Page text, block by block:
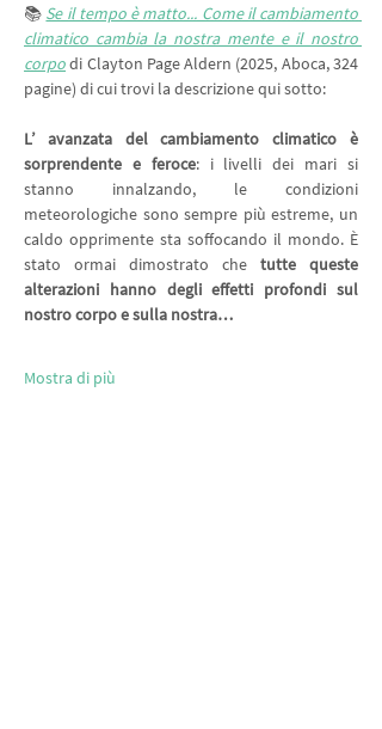
📚 Se il tempo è matto... Come il cambiamento
climatico cambia la nostra mente e il nostro
corpo di Clayton Page Aldern (2025, Aboca, 324
pagine) di cui trovi la descrizione qui sotto:
L’ avanzata del cambiamento climatico è
sorprendente e feroce: i livelli dei mari si
stanno innalzando, le condizioni
meteorologiche sono sempre più estreme, un
caldo opprimente sta soffocando il mondo. È
stato ormai dimostrato che tutte queste
alterazioni hanno degli effetti profondi sul
nostro corpo e sulla nostra…
Mostra di più